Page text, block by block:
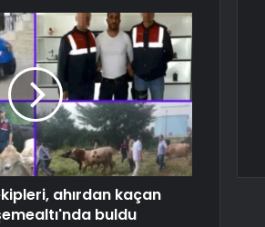
ahırdan kaçan
buldu